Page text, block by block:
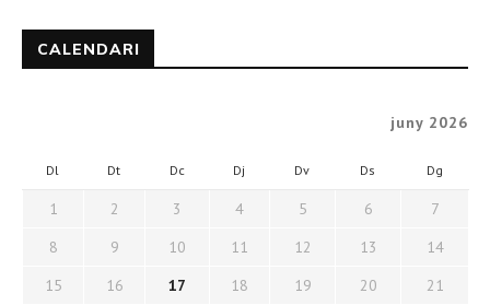
CALENDARI
juny 2026
Dl Dt Dc Dj Dv Ds Dg
1 2 3 4 5 6
7
8
9 10 11 12 13
14
15
16 17 18 19 20
21